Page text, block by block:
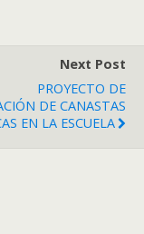
Next Post
PROYECTO DE
DE CANASTAS
EN LA ESCUELA